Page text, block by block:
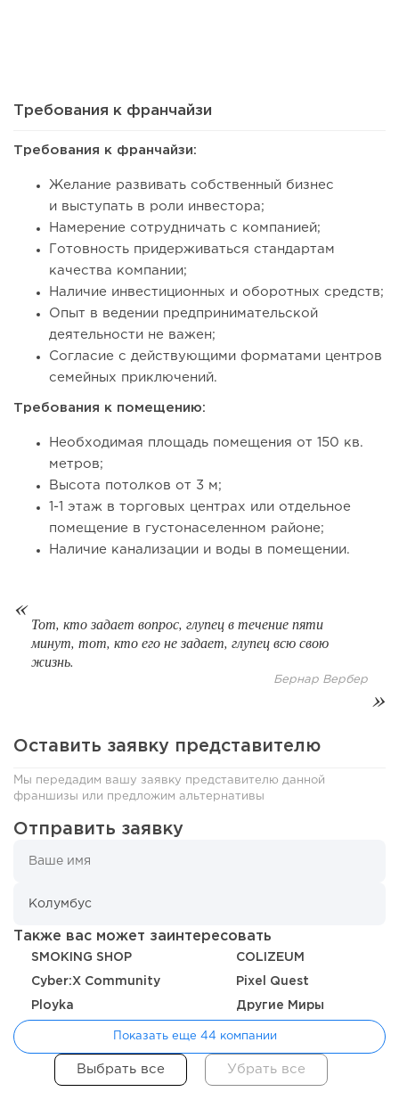
108
Франшиза кафе: рейтинг лучших франшиз общепита для
открытия заведения
Coffee Way приступил к масштабированию собственной
модели производства...
103
От стартапа за 30 тысяч рублей до бизнеса стоимостью
миллиарды:...
Требования к франчайзи
Требования к франчайзи:
Желание развивать собственный бизнес
и выступать в роли инвестора;
Намерение сотрудничать с компанией;
Готовность придерживаться стандартам
качества компании;
Наличие инвестиционных и оборотных средств;
Опыт в ведении предпринимательской
деятельности не важен;
Согласие с действующими форматами центров
семейных приключений.
Требования к помещению:
Необходимая площадь помещения от 150 кв.
метров;
Высота потолков от 3 м;
1-1 этаж в торговых центрах или отдельное
помещение в густонаселенном районе;
Наличие канализации и воды в помещении.
Тот, кто задает вопрос, глупец в течение пяти
минут, тот, кто его не задает, глупец всю свою
жизнь.
Бернар Вербер
Оставить заявку представителю
Мы передадим вашу заявку представителю данной
франшизы или предложим альтернативы
Отправить заявку
Также вас может заинтересовать
SMOKING SHOP COLIZEUM
Cyber:X Community Pixel Quest
Ployka Другие Миры
Показать еще 44 компании